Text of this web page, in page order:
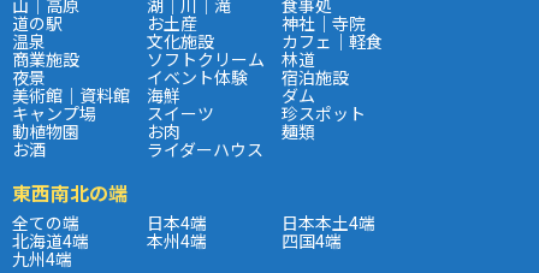
山｜高原 湖｜川｜滝 食事処
道の駅 お土産 神社｜寺院
温泉 文化施設 カフェ｜軽食
商業施設 ソフトクリーム 林道
夜景 イベント体験 宿泊施設
美術館｜資料館 海鮮 ダム
キャンプ場 スイーツ 珍スポット
動植物園 お肉 麺類
お酒 ライダーハウス
東西南北の端
全ての端 日本4端 日本本土4端
北海道4端 本州4端 四国4端
九州4端